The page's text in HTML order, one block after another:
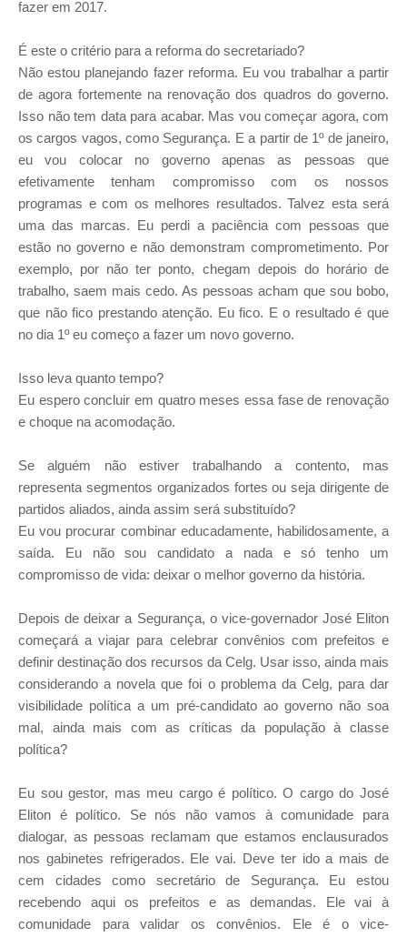
fazer em 2017.
É este o critério para a reforma do secretariado?
Não estou planejando fazer reforma. Eu vou trabalhar a partir
de agora fortemente na renovação dos quadros do governo.
Isso não tem data para acabar. Mas vou começar agora, com
os cargos vagos, como Segurança. E a partir de 1º de janeiro,
eu vou colocar no governo apenas as pessoas que
efetivamente tenham compromisso com os nossos
programas e com os melhores resultados. Talvez esta será
uma das marcas. Eu perdi a paciência com pessoas que
estão no governo e não demonstram comprometimento. Por
exemplo, por não ter ponto, chegam depois do horário de
trabalho, saem mais cedo. As pessoas acham que sou bobo,
que não fico prestando atenção. Eu fico. E o resultado é que
no dia 1º eu começo a fazer um novo governo.
Isso leva quanto tempo?
Eu espero concluir em quatro meses essa fase de renovação
e choque na acomodação.
Se alguém não estiver trabalhando a contento, mas
representa segmentos organizados fortes ou seja dirigente de
partidos aliados, ainda assim será substituído?
Eu vou procurar combinar educadamente, habilidosamente, a
saída. Eu não sou candidato a nada e só tenho um
compromisso de vida: deixar o melhor governo da história.
Depois de deixar a Segurança, o vice-governador José Eliton
começará a viajar para celebrar convênios com prefeitos e
definir destinação dos recursos da Celg. Usar isso, ainda mais
considerando a novela que foi o problema da Celg, para dar
visibilidade política a um pré-­candidato ao governo não soa
mal, ainda mais com as críticas da população à classe
política?
Eu sou gestor, mas meu cargo é político. O cargo do José
Eliton é político. Se nós não vamos à comunidade para
dialogar, as pessoas reclamam que estamos enclausurados
nos gabinetes refrigerados. Ele vai. Deve ter ido a mais de
cem cidades como secretário de Segurança. Eu estou
recebendo aqui os prefeitos e as demandas. Ele vai à
comunidade para validar os convênios. Ele é o vice-